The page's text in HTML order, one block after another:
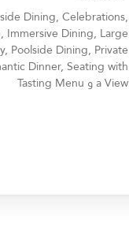
Dining, Celebrations,
Immersive Dining, Large
Poolside Dining, Private
Dinner, Seating with
a View و Tasting Menu